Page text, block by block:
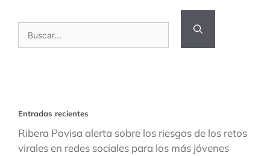
Entradas recientes
Ribera Povisa alerta sobre los riesgos de los retos
virales en redes sociales para los más jóvenes